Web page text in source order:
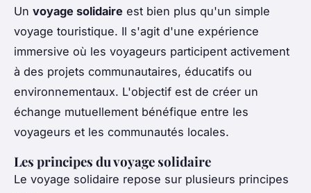
Un voyage solidaire est bien plus qu'un simple
voyage touristique. Il s'agit d'une expérience
immersive où les voyageurs participent activement
à des projets communautaires, éducatifs ou
environnementaux. L'objectif est de créer un
échange mutuellement bénéfique entre les
voyageurs et les communautés locales.
Les principes du voyage solidaire
Le voyage solidaire repose sur plusieurs principes